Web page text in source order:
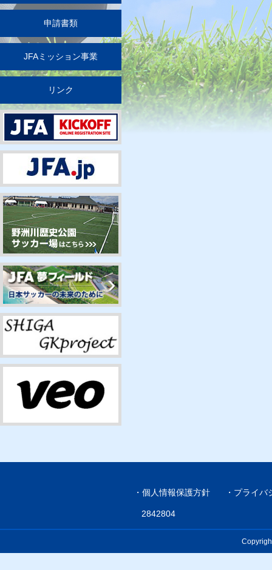
申請書類
JFAミッション事業
リンク
・ 個人情報保護方針 ・ プライバ
2842804